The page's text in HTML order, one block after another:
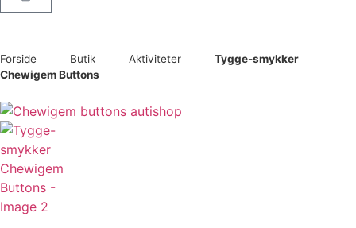
Forside Butik Aktiviteter
Tygge-smykker
Chewigem Buttons